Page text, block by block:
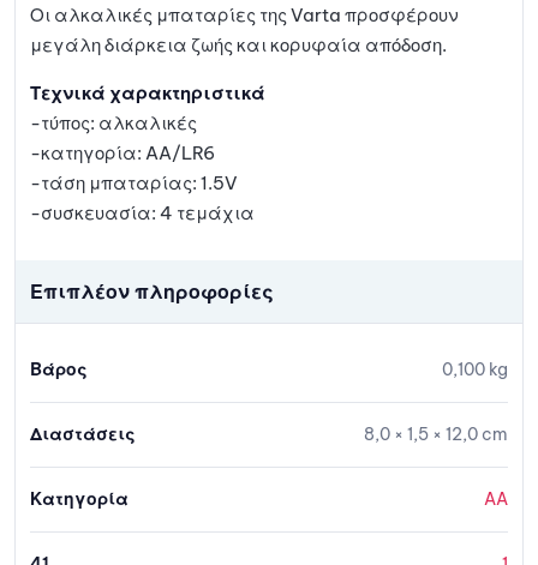
Οι αλκαλικές μπαταρίες της Varta προσφέρουν
μεγάλη διάρκεια ζωής και κορυφαία απόδοση.
Τεχνικά χαρακτηριστικά
-τύπος: αλκαλικές
-κατηγορία: AA/LR6
-τάση μπαταρίας: 1.5V
-συσκευασία: 4 τεμάχια
Επιπλέον πληροφορίες
Βάρος 0,100 kg
Διαστάσεις 8,0 × 1,5 × 12,0 cm
Κατηγορία AA